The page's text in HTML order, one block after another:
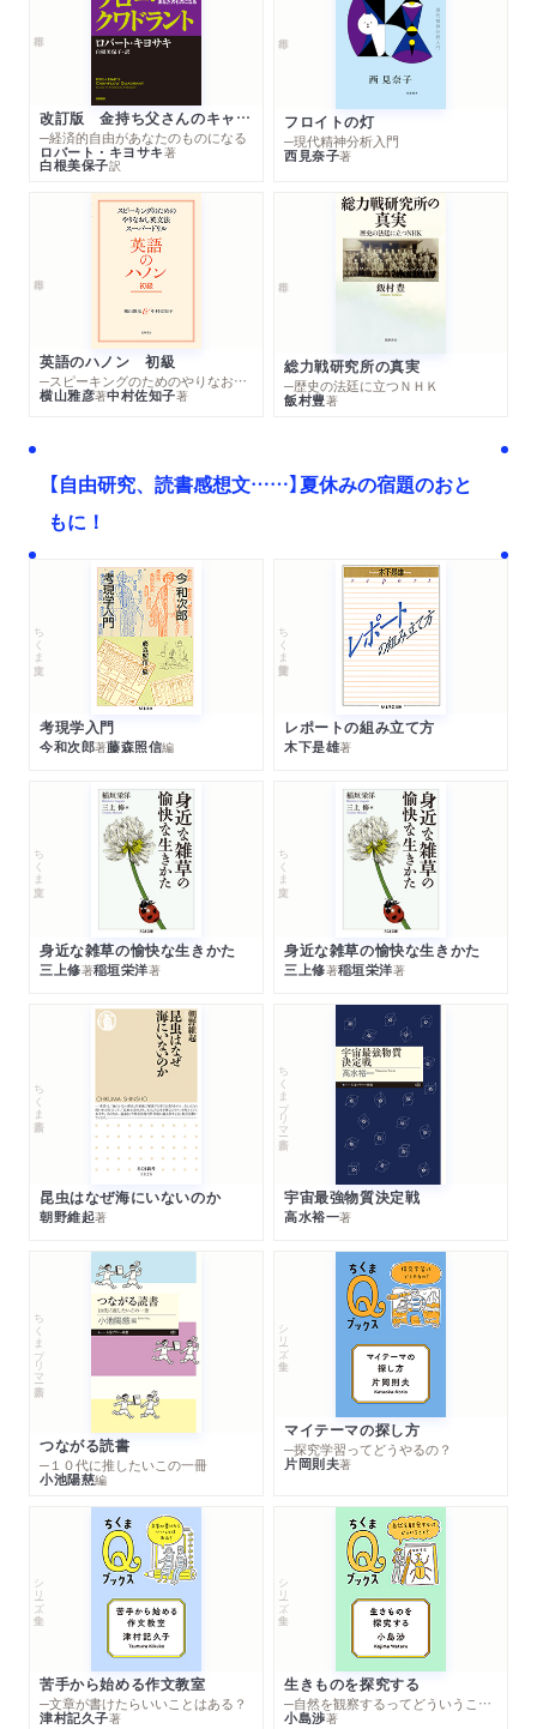
改訂版 金持ち父さんのキャッシュフロー・クワドラント
─経済的自由があなたのものになる
ロバート・キヨサキ著
白根美保子訳
フロイトの灯
─現代精神分析入門
西見奈子著
英語のハノン 初級
─スピーキングのためのやりなおし英文法スーパードリル
横山雅彦著中村佐知子著
総力戦研究所の真実
─歴史の法廷に立つＮＨＫ
飯村豊著
【自由研究、読書感想文……】夏休みの宿題のおと
もに！
ちくま文庫
考現学入門
今和次郎著藤森照信編
ちくま学芸文庫
レポートの組み立て方
木下是雄著
ちくま文庫
身近な雑草の愉快な生きかた
三上修著稲垣栄洋著
ちくま文庫
身近な雑草の愉快な生きかた
三上修著稲垣栄洋著
ちくま新書
昆虫はなぜ海にいないのか
朝野維起著
ちくまプリマー新書
宇宙最強物質決定戦
高水裕一著
ちくまプリマー新書
つながる読書
─１０代に推したいこの一冊
小池陽慈編
シリーズ・全集
マイテーマの探し方
─探究学習ってどうやるの？
片岡則夫著
シリーズ・全集
苦手から始める作文教室
─文章が書けたらいいことはある？
津村記久子著
シリーズ・全集
生きものを探究する
─自然を観察するってどういうこと？
小島渉著